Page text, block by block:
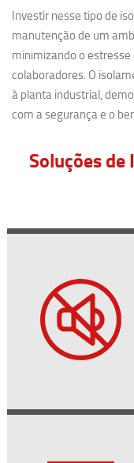
Investir nesse tipo de
manutenção de um
minimizando o
colaboradores. O
à planta industrial,
com a segurança e o
Soluções